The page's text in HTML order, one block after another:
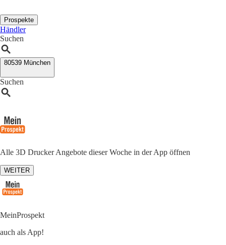
Prospekte
Händler
Suchen
80539 München
Suchen
Alle 3D Drucker Angebote dieser Woche in der App öffnen
WEITER
MeinProspekt
auch als App!